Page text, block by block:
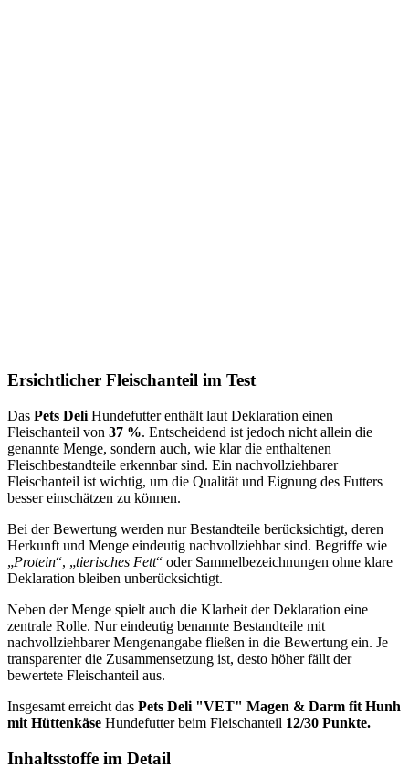
Ersichtlicher Fleischanteil im Test
Das Pets Deli Hundefutter enthält laut Deklaration einen
Fleischanteil von 37 %. Entscheidend ist jedoch nicht allein die
genannte Menge, sondern auch, wie klar die enthaltenen
Fleischbestandteile erkennbar sind. Ein nachvollziehbarer
Fleischanteil ist wichtig, um die Qualität und Eignung des Futters
besser einschätzen zu können.
Bei der Bewertung werden nur Bestandteile berücksichtigt, deren
Herkunft und Menge eindeutig nachvollziehbar sind. Begriffe wie
„Protein“, „tierisches Fett“ oder Sammelbezeichnungen ohne klare
Deklaration bleiben unberücksichtigt.
Neben der Menge spielt auch die Klarheit der Deklaration eine
zentrale Rolle. Nur eindeutig benannte Bestandteile mit
nachvollziehbarer Mengenangabe fließen in die Bewertung ein. Je
transparenter die Zusammensetzung ist, desto höher fällt der
bewertete Fleischanteil aus.
Insgesamt erreicht das Pets Deli "VET" Magen & Darm fit Hunh
mit Hüttenkäse Hundefutter beim Fleischanteil 12/30 Punkte.
Inhaltsstoffe im Detail